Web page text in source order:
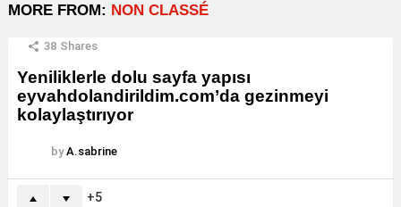
MORE FROM: NON CLASSÉ
38 Shares
Yeniliklerle dolu sayfa yapısı
eyvahdolandirildim.com’da gezinmeyi
kolaylaştırıyor
by A.sabrine
5